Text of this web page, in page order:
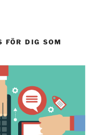
FÖR DIG SOM